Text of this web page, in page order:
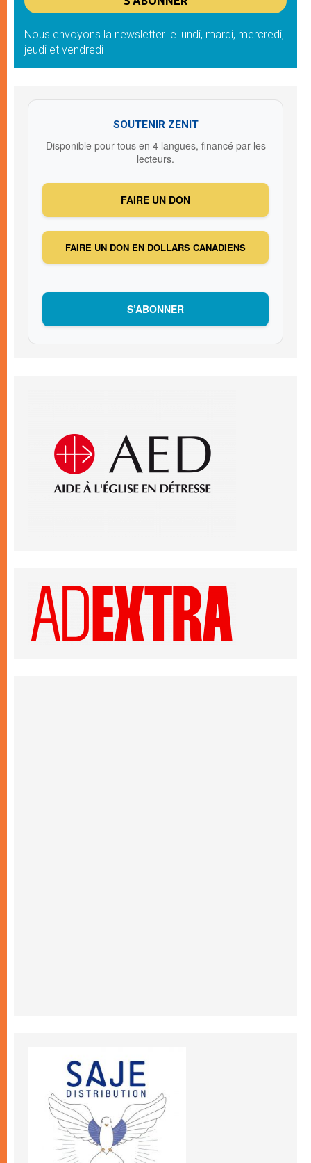
Nous envoyons la newsletter le lundi, mardi, mercredi,
jeudi et vendredi
SOUTENIR ZENIT
Disponible pour tous en 4 langues, financé par les
lecteurs.
FAIRE UN DON
FAIRE UN DON EN DOLLARS CANADIENS
S’ABONNER